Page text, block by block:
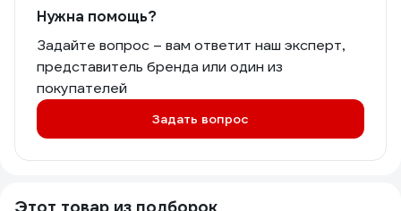
Нужна помощь?
Задайте вопрос – вам ответит наш эксперт,
представитель бренда или один из
покупателей
Задать вопрос